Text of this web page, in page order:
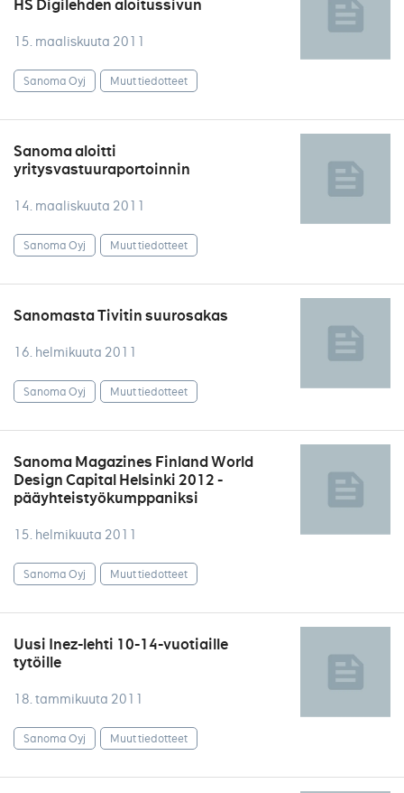
HS Digilehden aloitussivun
15. maaliskuuta 2011
Sanoma Oyj Muut tiedotteet
Sanoma aloitti
yritysvastuuraportoinnin
14. maaliskuuta 2011
Sanoma Oyj Muut tiedotteet
Sanomasta Tivitin suurosakas
16. helmikuuta 2011
Sanoma Oyj Muut tiedotteet
Sanoma Magazines Finland World
Design Capital Helsinki 2012 -
pääyhteistyökumppaniksi
15. helmikuuta 2011
Sanoma Oyj Muut tiedotteet
Uusi Inez-lehti 10-14-vuotiaille
tytöille
18. tammikuuta 2011
Sanoma Oyj Muut tiedotteet